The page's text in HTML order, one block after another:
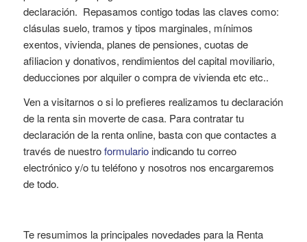
declaración. Repasamos contigo todas las claves como:
clásulas suelo, tramos y tipos marginales, mínimos
exentos, vivienda, planes de pensiones, cuotas de
afiliacion y donativos, rendimientos del capital moviliario,
deducciones por alquiler o compra de vivienda etc etc..
Ven a visitarnos o si lo prefieres realizamos tu declaración
de la renta sin moverte de casa. Para contratar tu
declaración de la renta online, basta con que contactes a
través de nuestroformularioindicando tu correo
electrónico y/o tu teléfono y nosotros nos encargaremos
de todo.
Te resumimos la principales novedades para la Renta